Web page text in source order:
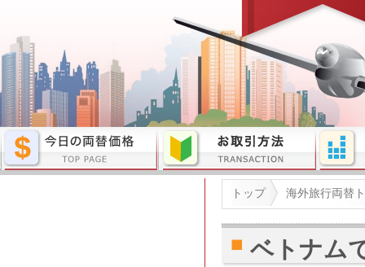
トップ 海外旅行両替
ベトナム